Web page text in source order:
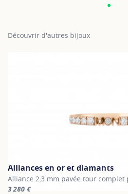
Découvrir d'autres bijoux
Alliances en or et diamants
Alliance 2,3 mm pavée tour complet
3 280 €